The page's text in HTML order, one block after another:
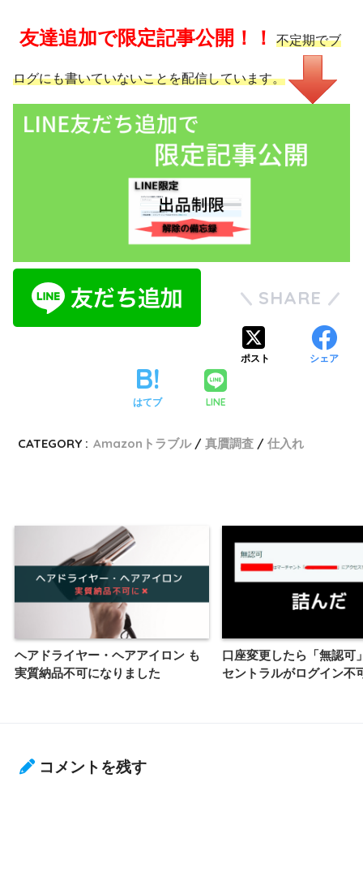
友達追加で限定記事公開！！ 不定期でブ
ログにも書いていないことを配信しています。
SHARE
ポスト シェア
はてブ LINE
CATEGORY : Amazonトラブル 真贋調査 仕入れ
ヘアドライヤー・ヘアアイロン も
実質納品不可になりました
口座変更したら「無認可
セントラルがログイン不
コメントを残す